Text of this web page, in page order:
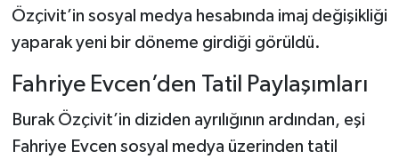
Özçivit’in sosyal medya hesabında imaj değişikliği
yaparak yeni bir döneme girdiği görüldü.
Fahriye Evcen’den Tatil Paylaşımları
Burak Özçivit’in diziden ayrılığının ardından, eşi
Fahriye Evcen sosyal medya üzerinden tatil